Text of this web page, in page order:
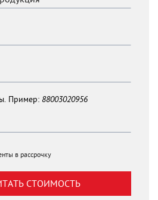
Пример: 88003020956
в рассрочку
СТОИМОСТЬ